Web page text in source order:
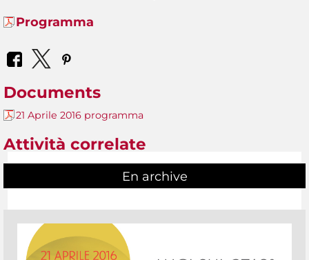
Programma
Documents
21 Aprile 2016 programma
Attività correlate
En archive